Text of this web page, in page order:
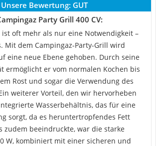
Unsere Bewertung: GUT
Party Grill 400 CV:
ist oft mehr als nur eine Notwendigkeit –
Mit dem Campingaz-Party-Grill wird
eine neue Ebene gehoben. Durch seine
ermöglicht er vom normalen Kochen bis
Rost und sogar die Verwendung des
weiterer Vorteil, den wir hervorheben
Wasserbehältnis, das für eine
sorgt, da es heruntertropfendes Fett
zudem beeindruckte, war die starke
W, kombiniert mit einer sicheren und